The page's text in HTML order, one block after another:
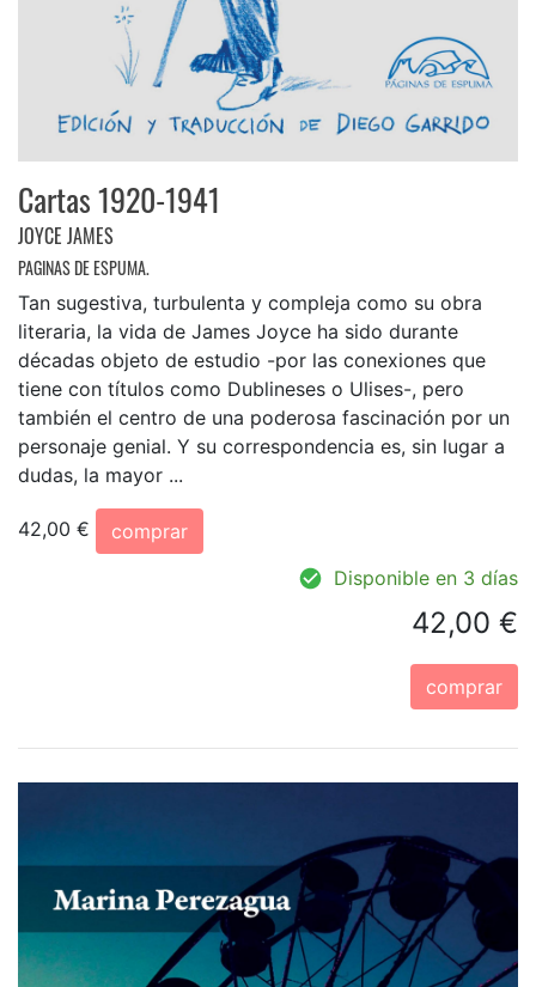
Cartas 1920-1941
JOYCE JAMES
PAGINAS DE ESPUMA.
Tan sugestiva, turbulenta y compleja como su obra
literaria, la vida de James Joyce ha sido durante
décadas objeto de estudio -por las conexiones que
tiene con títulos como Dublineses o Ulises-, pero
también el centro de una poderosa fascinación por un
personaje genial. Y su correspondencia es, sin lugar a
dudas, la mayor ...
42,00 €
comprar
Disponible en 3 días
42,00 €
comprar